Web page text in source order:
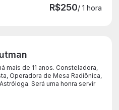
R$250/ 1 hora
mais de 11 anos. Consteladora,
Operadora de Mesa Radiônica,
Será uma honra servir